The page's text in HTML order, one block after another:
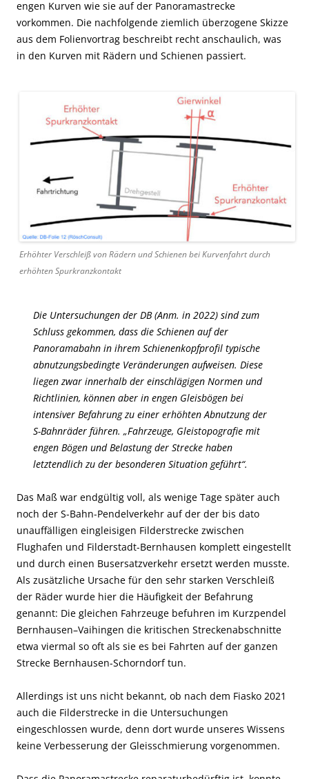
engen Kurven wie sie auf der Panoramastrecke
vorkommen. Die nachfolgende ziemlich überzogene Skizze
aus dem Folienvortrag beschreibt recht anschaulich, was
in den Kurven mit Rädern und Schienen passiert.
Erhöhter Verschleiß von Rädern und Schienen bei Kurvenfahrt durch
erhöhten Spurkranzkontakt
Die Untersuchungen der DB (Anm. in 2022) sind zum
Schluss gekommen, dass die Schienen auf der
Panoramabahn in ihrem Schienenkopfprofil typische
abnutzungsbedingte Veränderungen aufweisen. Diese
liegen zwar innerhalb der einschlägigen Normen und
Richtlinien, können aber in engen Gleisbögen bei
intensiver Befahrung zu einer erhöhten Abnutzung der
S-Bahnräder führen. „Fahrzeuge, Gleistopografie mit
engen Bögen und Belastung der Strecke haben
letztendlich zu der besonderen Situation geführt“.
Das Maß war endgültig voll, als wenige Tage später auch
noch der S-Bahn-Pendelverkehr auf der der bis dato
unauffälligen eingleisigen Filderstrecke zwischen
Flughafen und Filderstadt-Bernhausen komplett eingestellt
und durch einen Busersatzverkehr ersetzt werden musste.
Als zusätzliche Ursache für den sehr starken Verschleiß
der Räder wurde hier die Häufigkeit der Befahrung
genannt: Die gleichen Fahrzeuge befuhren im Kurzpendel
Bernhausen–Vaihingen die kritischen Streckenabschnitte
etwa viermal so oft als sie es bei Fahrten auf der ganzen
Strecke Bernhausen-Schorndorf tun.
Allerdings ist uns nicht bekannt, ob nach dem Fiasko 2021
auch die Filderstrecke in die Untersuchungen
eingeschlossen wurde, denn dort wurde unseres Wissens
keine Verbesserung der Gleisschmierung vorgenommen.